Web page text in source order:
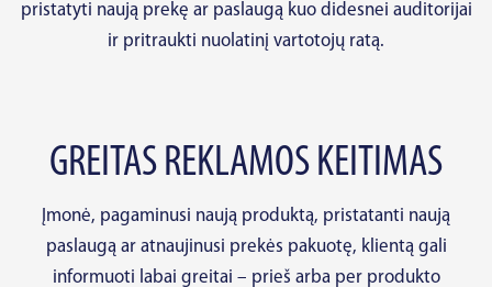
pristatyti naują prekę ar paslaugą kuo didesnei auditorijai
ir pritraukti nuolatinį vartotojų ratą.
GREITAS REKLAMOS KEITIMAS
Įmonė, pagaminusi naują produktą, pristatanti naują
paslaugą ar atnaujinusi prekės pakuotę, klientą gali
informuoti labai greitai – prieš arba per produkto